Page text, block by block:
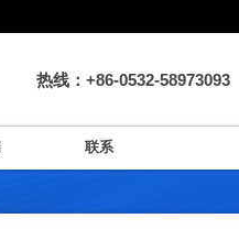
热线：+86-0532-58973093
联系